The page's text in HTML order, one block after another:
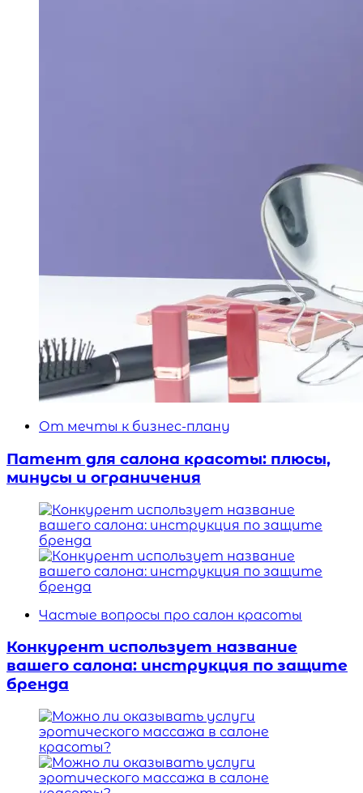
От мечты к бизнес-плану
Патент для салона красоты: плюсы,
минусы и ограничения
Частые вопросы про салон красоты
Конкурент использует название
вашего салона: инструкция по защите
бренда